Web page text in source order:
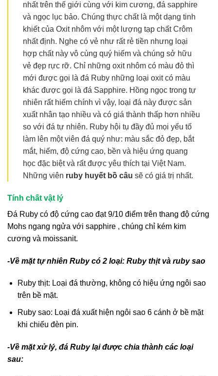
nhất trên thế giới cùng với kim cương, đá sapphire
và ngọc lục bảo. Chúng thực chất là một dạng tinh
khiết của Oxit nhôm với một lượng tạp chất Crôm
nhất định. Nghe có vẻ như rất rẻ tiền nhưng loại
hợp chất này vô cùng quý hiếm và chúng sở hữu
vẻ đẹp rực rỡ. Chỉ những oxit nhôm có màu đỏ thì
mới được gọi là đá Ruby những loại oxit có màu
khác được gọi là đá Sapphire. Hồng ngọc trong tự
nhiên rất hiếm chính vì vậy, loại đá này được sản
xuất nhân tạo nhiều và có giá thành thấp hơn nhiều
so với đá tự nhiên. Ruby hội tụ đầy đủ mọi yếu tố
làm lên một viên đá quý như: màu sắc đỏ đẹp, bắt
mắt, hiếm, độ cứng cao, bền và hiệu ứng quang
học đặc biệt và rất được yêu thích tại Việt Nam.
Những viên ruby huyết bồ câu sẽ có giá trị nhất.
Tính chất vật lý
Đá Ruby có độ cứng cao đạt 9/10 điểm trên thang độ cứng
Mohs ngang ngửa với sapphire , chúng chỉ kém kim
cương và moissanit.
-Về mặt tự nhiên Ruby có 2 loại: Ruby thịt và ruby sao
Ruby thịt: Loại đá thường, không có hiệu ứng ngôi sao
trên bề mặt.
Ruby sao: Loại đá xuất hiện ngôi sao 6 cánh ở bề mặt
khi chiếu đèn pin.
-Về mặt xử lý, đá Ruby lại được chia thành các loại
sau: